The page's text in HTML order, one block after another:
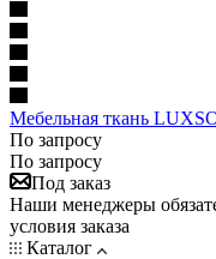
Мебельная ткань
По запросу
По запросу
Под заказ
Наши менеджеры
условия заказа
Каталог